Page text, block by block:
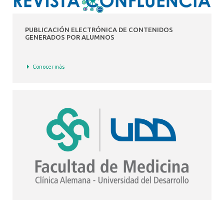
PUBLICACIÓN ELECTRÓNICA DE CONTENIDOS
GENERADOS POR ALUMNOS
Conocer más